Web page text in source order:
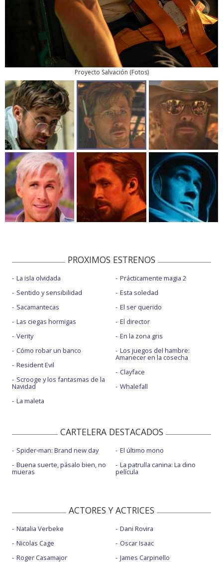
Proyecto Salvación (Fotos)
PROXIMOS ESTRENOS
La isla olvidada
Sentido y sensibilidad
Sacamantecas
Las ciegas hormigas
Verity
Cómo robar un banco
Resident Evil
Scrooge y los fantasmas de la
Navidad
La maleta
Prácticamente magia 2
Esta soledad
El ser querido
El director
En la zona gris
Los juegos del hambre:
Amanecer en la cosecha
Clayface
Whalefall
CARTELERA DESTACADOS
Spider-man: Brand new day
Buena suerte, pásalo bien, no
mueras
El último mono
La patrulla canina: La dino
película
ACTORES Y ACTRICES
Natalia Verbeke
Nicolas Cage
Roger Casamajor
Dani Rovira
Oscar Isaac
James Carpinello